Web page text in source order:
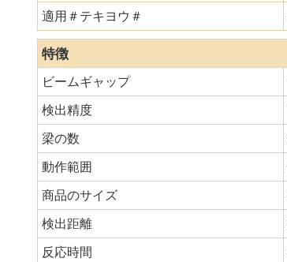
適用＃テキヨウ＃
特徴
ビームギャップ
検出精度
梁の数
動作範囲
商品のサイズ
検出距離
反応時間